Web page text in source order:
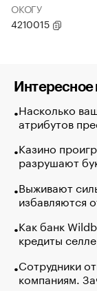
ОКОГУ
4210015
Интересное
Насколько
атрибутов
Казино
разрушают
Выживают
избавляются
Как банк
кредиты
Сотрудники
компаниям.